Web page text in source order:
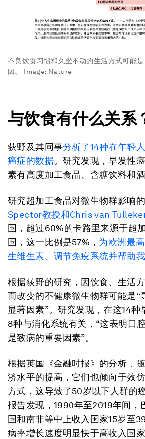
不良饮食习惯和久坐不动的生活方式可能
因。
Image: Nature
与饮食有什么关系
荻野及其同事分析了14种在年轻
癌症的数据。研究发现，早发性
素有高度加工食品、含糖饮料和酒
研究超加工食品对微生物群影响
Spector教授和Chris van
国，超过60%的卡路里来源于超
国，这一比例是57%， 为欧洲最高
生维生素、调节免疫系统并帮助
根据荻野的研究，因饮食、生活
而改变的不健康微生物群可能是“
显著因素”。研究发现，在这14种
8种与消化系统有关，“这表明口
是致病的重要因素”。
根据英国《金融时报》的分析，
济水平的提高，它们也倾向于效
方式，这导致了50岁以下人群的
报告发现，1990年至2019年间，
国和南非等中上收入国家15岁至
病率增长速度明显快于高收入国